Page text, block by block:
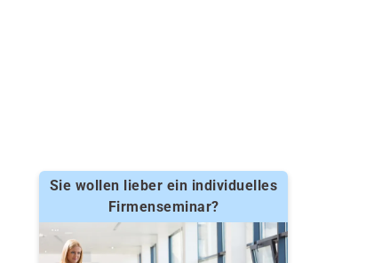
Sie wollen lieber ein individuelles
Firmenseminar?